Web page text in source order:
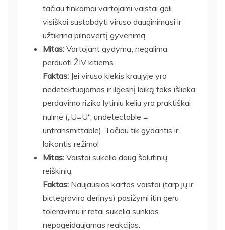
tačiau tinkamai vartojami vaistai gali
visiškai sustabdyti viruso dauginimąsi ir
užtikrina pilnavertį gyvenimą.
Mitas: Vartojant gydymą, negalima
perduoti ŽIV kitiems.
Faktas: Jei viruso kiekis kraujyje yra
nedetektuojamas ir ilgesnį laiką toks išlieka,
perdavimo rizika lytiniu keliu yra praktiškai
nulinė („U=U“, undetectable =
untransmittable). Tačiau tik gydantis ir
laikantis režimo!
Mitas: Vaistai sukelia daug šalutinių
reiškinių.
Faktas: Naujausios kartos vaistai (tarp jų ir
bictegraviro derinys) pasižymi itin geru
toleravimu ir retai sukelia sunkias
nepageidaujamas reakcijas.